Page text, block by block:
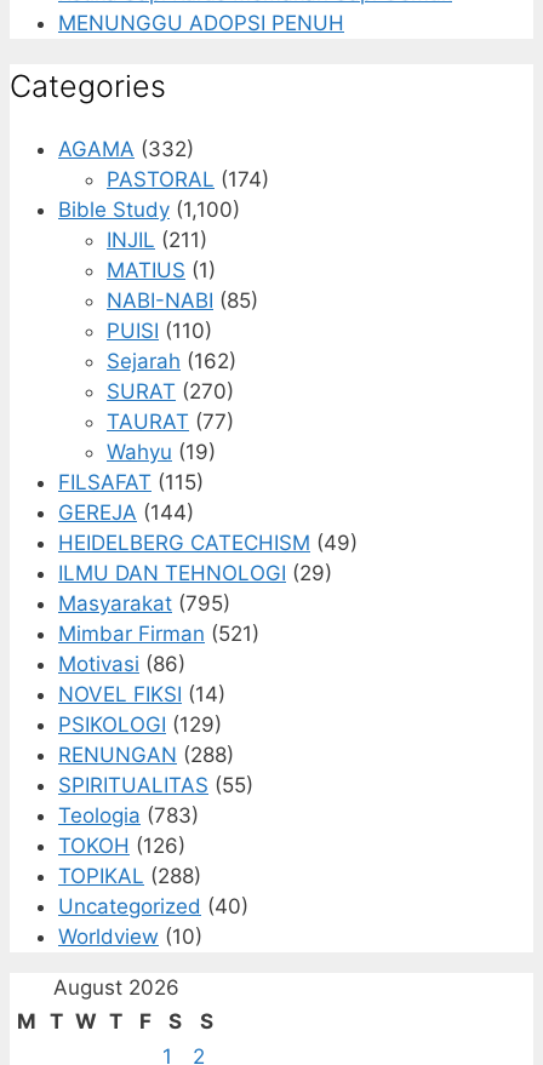
MENUNGGU ADOPSI PENUH
Categories
AGAMA (332)
PASTORAL (174)
Bible Study (1,100)
INJIL (211)
MATIUS (1)
NABI-NABI (85)
PUISI (110)
Sejarah (162)
SURAT (270)
TAURAT (77)
Wahyu (19)
FILSAFAT (115)
GEREJA (144)
HEIDELBERG CATECHISM (49)
ILMU DAN TEHNOLOGI (29)
Masyarakat (795)
Mimbar Firman (521)
Motivasi (86)
NOVEL FIKSI (14)
PSIKOLOGI (129)
RENUNGAN (288)
SPIRITUALITAS (55)
Teologia (783)
TOKOH (126)
TOPIKAL (288)
Uncategorized (40)
Worldview (10)
August 2026
M T W T F S
S
1
2